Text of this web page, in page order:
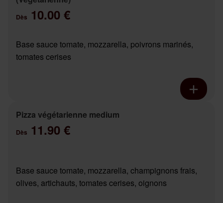
Dès 10.00 €
Base sauce tomate, mozzarella, poivrons marinés,
tomates cerises
Pizza végétarienne medium
Dès 11.90 €
Base sauce tomate, mozzarella, champignons frais,
olives, artichauts, tomates cerises, oignons